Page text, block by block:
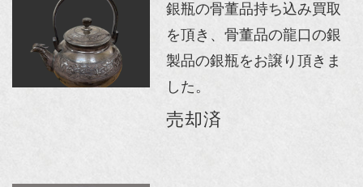
銀瓶の骨董品持ち込み買取
を頂き、骨董品の龍口の銀
製品の銀瓶をお譲り頂きま
した。
売却済